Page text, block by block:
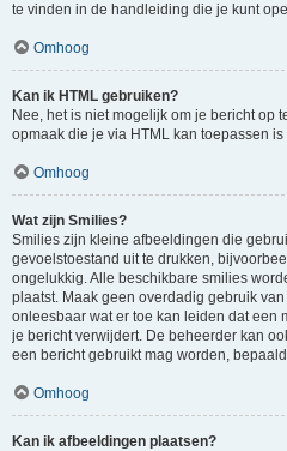
te vinden in de handleiding die je kunt
Omhoog
Kan ik HTML gebruiken?
Nee, het is niet mogelijk om je bericht op
opmaak die je via HTML kan toepassen
Omhoog
Wat zijn Smilies?
Smilies zijn kleine afbeeldingen die
gevoelstoestand uit te drukken,
ongelukkig. Alle beschikbare smilies
plaatst. Maak geen overdadig gebruik
onleesbaar wat er toe kan leiden dat een
je bericht verwijdert. De beheerder kan
een bericht gebruikt mag worden,
Omhoog
Kan ik afbeeldingen plaatsen?